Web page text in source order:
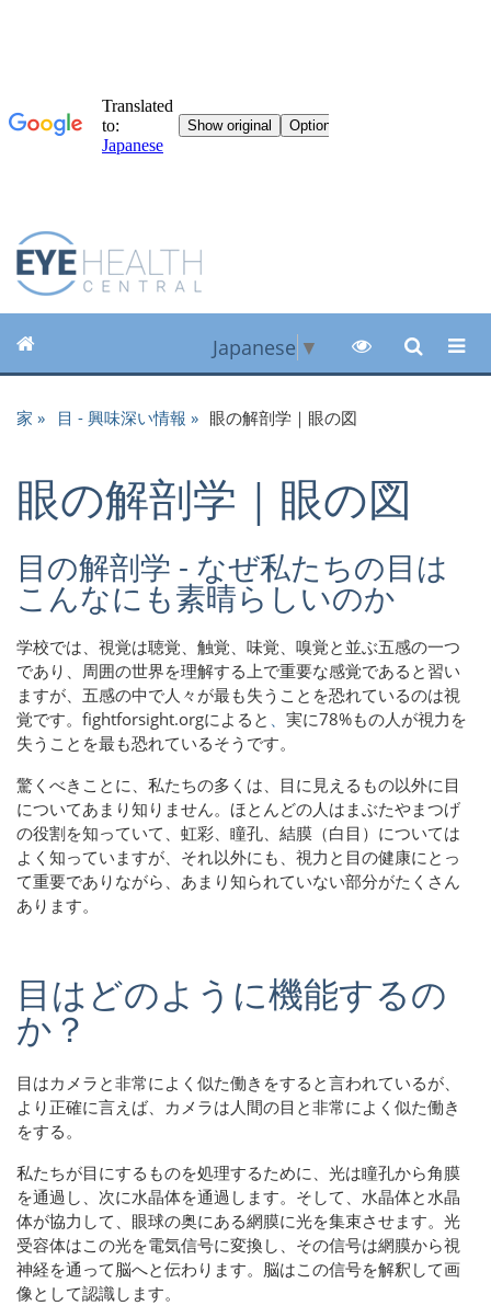
Japanese ▼
家 目 - 興味深い情報 眼の解剖学｜眼の図
眼の解剖学｜眼の図
目の解剖学 - なぜ私たちの目は
こんなにも素晴らしいのか
学校では、視覚は聴覚、触覚、味覚、嗅覚と並ぶ五感の一つ
であり、周囲の世界を理解する上で重要な感覚であると習い
ますが、五感の中で人々が最も失うことを恐れているのは視
覚です。fightforsight.orgによると
実に78%もの人が視力を
失うことを最も恐れているそうです。
驚くべきことに、私たちの多くは、目に見えるもの以外に目
についてあまり知りません。ほとんどの人はまぶたやまつげ
の役割を知っていて、虹彩、瞳孔、結膜（白目）については
よく知っていますが、それ以外にも、視力と目の健康にとっ
て重要でありながら、あまり知られていない部分がたくさん
あります。
目はどのように機能するの
か？
目はカメラと非常によく似た働きをすると言われているが、
より正確に言えば、カメラは人間の目と非常によく似た働き
をする。
私たちが目にするものを処理するために、光は瞳孔から角膜
を通過し、次に水晶体を通過します。そして、水晶体と水晶
体が協力して、眼球の奥にある網膜に光を集束させます。光
受容体はこの光を電気信号に変換し、その信号は網膜から視
神経を通って脳へと伝わります。脳はこの信号を解釈して画
像として認識します。